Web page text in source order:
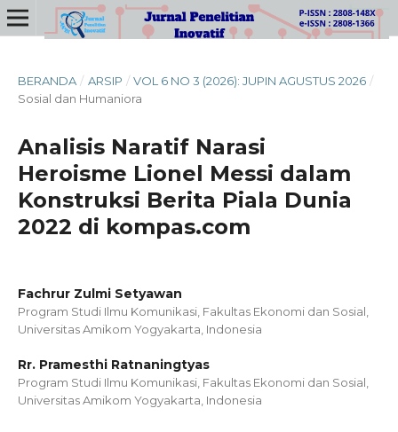
BERANDA / ARSIP / VOL 6 NO 3 (2026): JUPIN AGUSTUS 2026 /
Sosial dan Humaniora
Analisis Naratif Narasi
Heroisme Lionel Messi dalam
Konstruksi Berita Piala Dunia
2022 di kompas.com
Fachrur Zulmi Setyawan
Program Studi Ilmu Komunikasi, Fakultas Ekonomi dan Sosial,
Universitas Amikom Yogyakarta, Indonesia
Rr. Pramesthi Ratnaningtyas
Program Studi Ilmu Komunikasi, Fakultas Ekonomi dan Sosial,
Universitas Amikom Yogyakarta, Indonesia